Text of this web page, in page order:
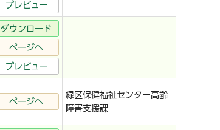
プレビュー
ダウンロード
ページへ
プレビュー
ページへ
緑区保健福祉センター高齢
障害支援課